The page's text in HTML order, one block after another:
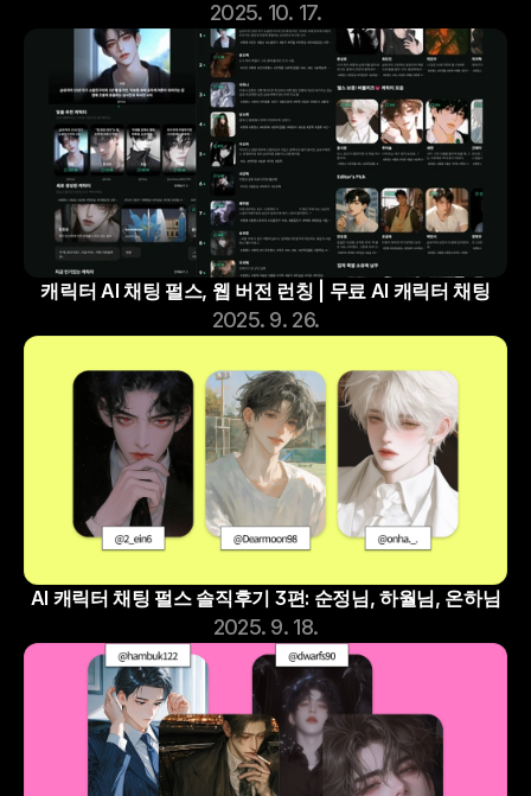
2025. 10. 17.
캐릭터 AI 채팅 펄스, 웹 버전 런칭 | 무료 AI 캐릭터 채팅
2025. 9. 26.
AI 캐릭터 채팅 펄스 솔직후기 3편: 순정님, 하월님, 온하님
2025. 9. 18.